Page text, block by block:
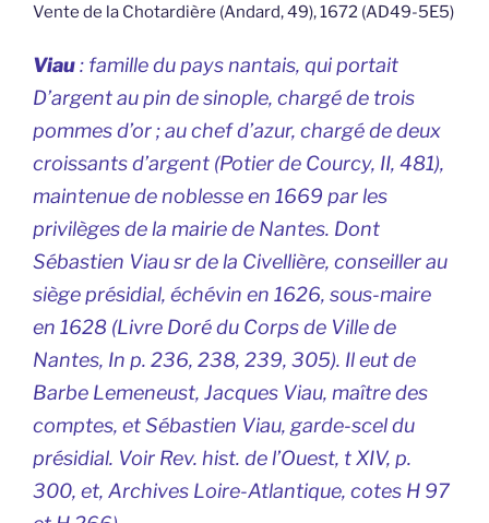
Vente de la Chotardière (Andard, 49), 1672 (AD49-5E5)
Viau: famille du pays nantais, qui portait
D’argent au pin de sinople, chargé de trois
pommes d’or ; au chef d’azur, chargé de deux
croissants d’argent (Potier de Courcy, II, 481),
maintenue de noblesse en 1669 par les
privilèges de la mairie de Nantes. Dont
Sébastien Viau sr de la Civellière, conseiller au
siège présidial, échévin en 1626, sous-maire
en 1628 (Livre Doré du Corps de Ville de
Nantes, In p. 236, 238, 239, 305). Il eut de
Barbe Lemeneust, Jacques Viau, maître des
comptes, et Sébastien Viau, garde-scel du
présidial. Voir Rev. hist. de l’Ouest, t XIV, p.
300, et, Archives Loire-Atlantique, cotes H 97